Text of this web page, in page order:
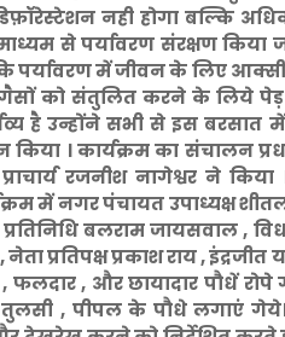
नही होगा बल्कि
से पर्यावरण संरक्षण
पर्यावरण में जीवन के लिए
को संतुलित करने के लिये
है उन्होंने सभी से इस
किया । कार्यक्रम का संचालन
रजनीश नागेश्वर ने
में नगर पंचायत उपाध्यक्ष
प्रतिनिधि बलराम जायसवाल ,
प्रतिपक्ष प्रकाश राय ,
, और छायादार पौधें
, पीपल के पौधे लगाएं गेये।